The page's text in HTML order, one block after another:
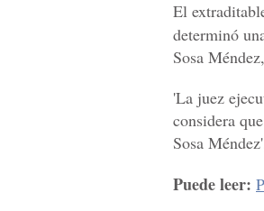
El
determinó
Sosa Méndez,
'La juez
considera
Sosa
Puede leer: